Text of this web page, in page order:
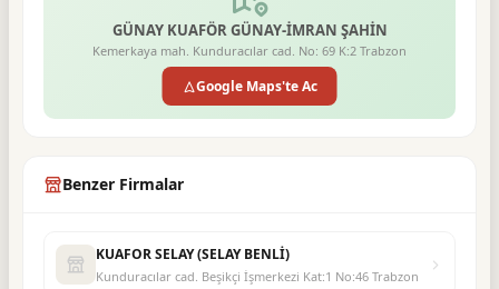
GÜNAY KUAFÖR GÜNAY-İMRAN ŞAHİN
Kemerkaya mah. Kunduracılar cad. No: 69 K:2 Trabzon
Google Maps'te Ac
Benzer Firmalar
KUAFOR SELAY (SELAY BENLİ)
Kunduracılar cad. Beşikçi İşmerkezi Kat:1 No:46 Trabzon